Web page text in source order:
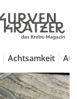
Achtsamkeit